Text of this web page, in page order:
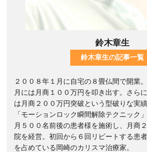
鈴木章生
鈴木章生の記事一覧
２００８年１月に自宅の８畳仏間で開業
月には月商１００万円を叩き出す。さら
は月商２００万円突破という型破りな実績
「モーションロック瞬間解除テクニック
月５００名前後の患者様を施術し、月商
院を経営。初回から６回リピートする患
を占めている岡崎のカリスマ治療家。